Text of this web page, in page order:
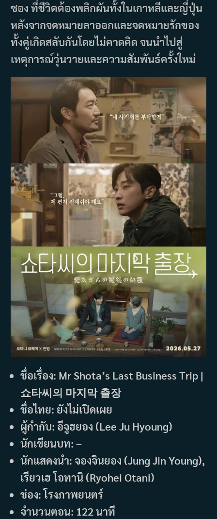
ซอง ที่ชีวิตต้องพลิกผันทั้งในเกาหลีและญี่ปุ่น
หลังจากจดหมายลาออกและจดหมายรักของ
ทั้งคู่เกิดสลับกันโดยไม่คาดคิด จนนำไปสู่
เหตุการณ์วุ่นวายและความสัมพันธ์ครั้งใหม่
ชื่อเรื่อง: Mr Shota’s Last Business Trip |
쇼타씨의 마지막 출장
ชื่อไทย: ยังไม่เปิดเผย
ผู้กำกับ: อีจูฮยอง (Lee Ju Hyoung)
นักเขียนบท: –
นักแสดงนำ: จองจินยอง (Jung Jin Young),
เรียวเฮ โอทานิ (Ryohei Otani)
ช่อง: โรงภาพยนตร์
จำนวนตอน: 122 นาที